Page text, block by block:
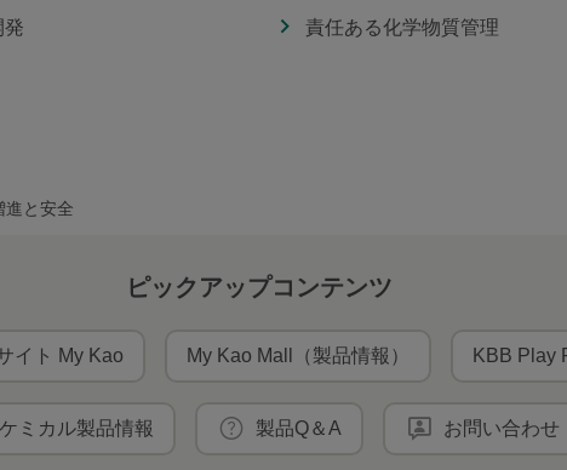
発 責任ある化学物質管理
進と安全
ピックアップコンテンツ
イト My Kao My Kao Mall（製品情報） KBB Play
ミカル製品情報 製品Q＆A お問い合わせ